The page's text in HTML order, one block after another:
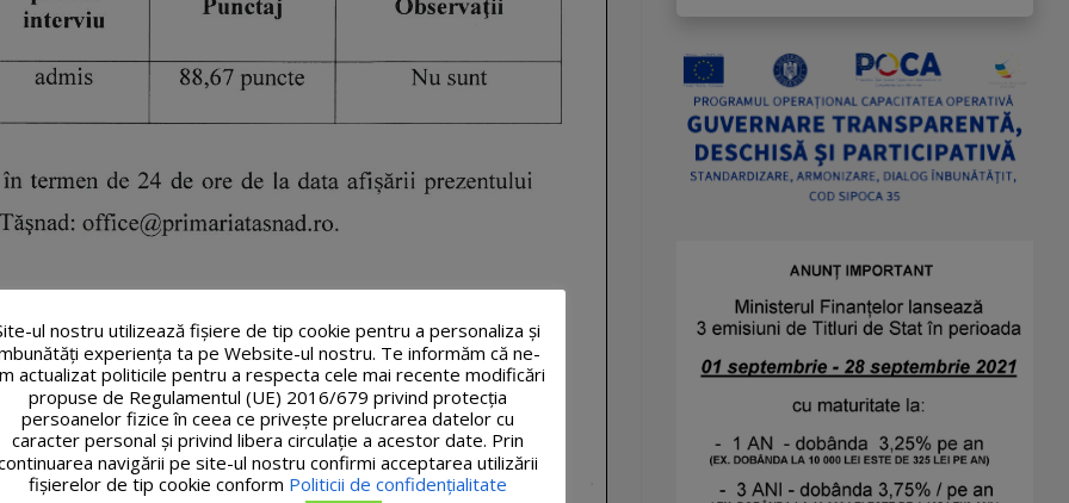
ul nostru utilizează fişiere de tip cookie pentru a personaliza și
experiența ta pe Website-ul nostru. Te informăm că ne-
actualizat politicile pentru a respecta cele mai recente modificări
propuse de Regulamentul (UE) 2016/679 privind protecția
persoanelor fizice în ceea ce privește prelucrarea datelor cu
caracter personal și privind libera circulație a acestor date. Prin
navigării pe site-ul nostru confirmi acceptarea utilizării
fişierelor de tip cookie conform Politicii de confidențialitate